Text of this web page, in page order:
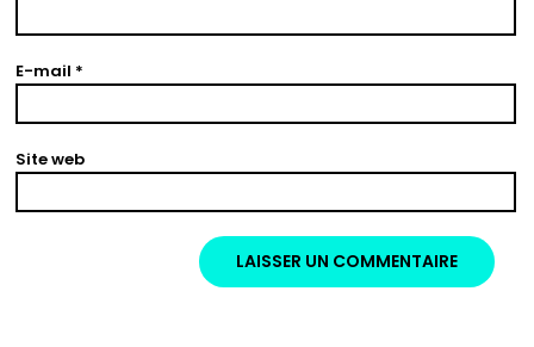
E-mail *
Site web